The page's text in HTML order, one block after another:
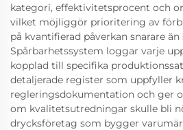
kategori, effektivitetsprocent och
vilket möjliggör prioritering av
på kvantifierad påverkan snarare
Spårbarhetssystem loggar varje
kopplad till specifika
detaljerade register som uppfyller
regleringsdokumentation och ger
om kvalitetsutredningar skulle bli
drycksföretag som bygger